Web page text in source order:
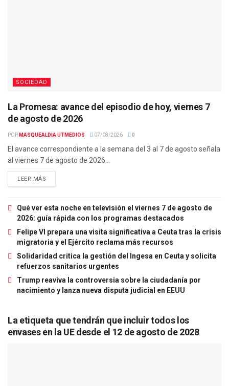
SOCIEDAD
La Promesa: avance del episodio de hoy, viernes 7
de agosto de 2026
POR MASQUEALDIA UTMEDIOS 07/08/2026 0
El avance correspondiente a la semana del 3 al 7 de agosto señala
al viernes 7 de agosto de 2026...
LEER MÁS
Qué ver esta noche en televisión el viernes 7 de agosto de
2026: guía rápida con los programas destacados
Felipe VI prepara una visita significativa a Ceuta tras la crisis
migratoria y el Ejército reclama más recursos
Solidaridad critica la gestión del Ingesa en Ceuta y solicita
refuerzos sanitarios urgentes
Trump reaviva la controversia sobre la ciudadanía por
nacimiento y lanza nueva disputa judicial en EEUU
La etiqueta que tendrán que incluir todos los
envases en la UE desde el 12 de agosto de 2028